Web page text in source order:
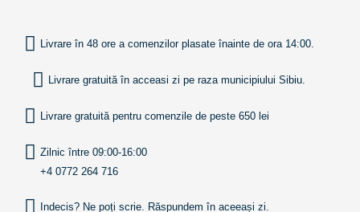
Livrare în 48 ore a comenzilor plasate înainte de ora 14:00.
Livrare gratuită în acceasi zi pe raza municipiului Sibiu.
Livrare gratuită pentru comenzile de peste 650 lei
Zilnic între 09:00-16:00
+4 0772 264 716
Indecis? Ne poți scrie. Răspundem în aceeași zi.